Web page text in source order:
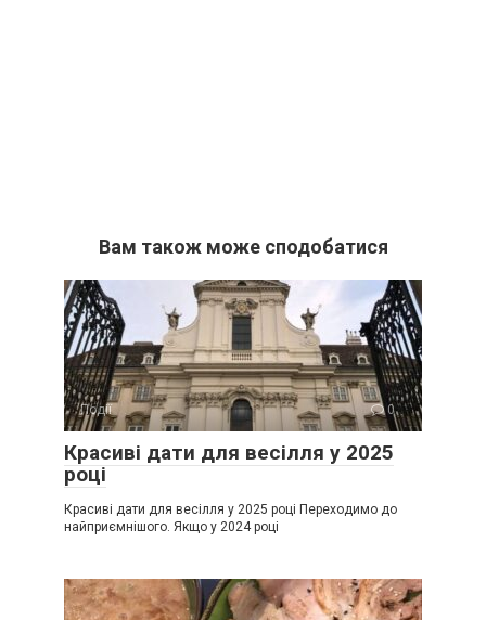
Вам також може сподобатися
Події 0
Красиві дати для весілля у 2025
році
Красиві дати для весілля у 2025 році Переходимо до
найприємнішого. Якщо у 2024 році